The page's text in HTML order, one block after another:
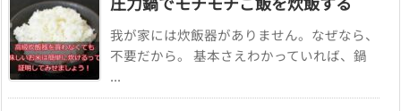
我が家には炊飯器がありません。なぜなら、
不要だから。 基本さえわかっていれば、鍋
...